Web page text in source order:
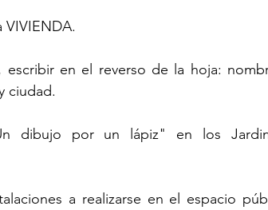
escribir en el reverso de la hoja:
ciudad.
dibujo por un lápiz" en los
a realizarse en el espacio